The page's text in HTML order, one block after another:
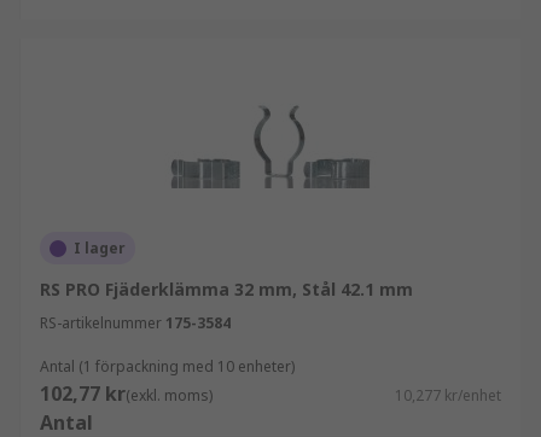
I lager
RS PRO Fjäderklämma 32 mm, Stål 42.1 mm
RS-artikelnummer 175-3584
Antal (1 förpackning med 10 enheter)
102,77 kr(exkl. moms) 10,277 kr/enhet
Antal